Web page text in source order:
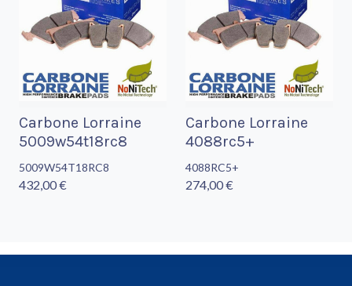
Carbone Lorraine
5009w54t18rc8
5009W54T18RC8
432,00 €
Carbone Lorraine
4088rc5+
4088RC5+
274,00 €